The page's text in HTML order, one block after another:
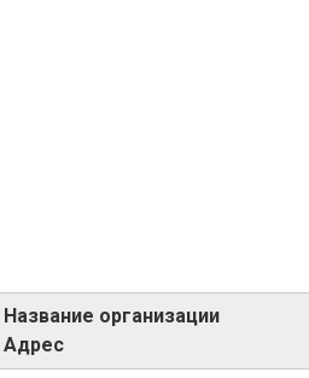
Название организации
Адрес